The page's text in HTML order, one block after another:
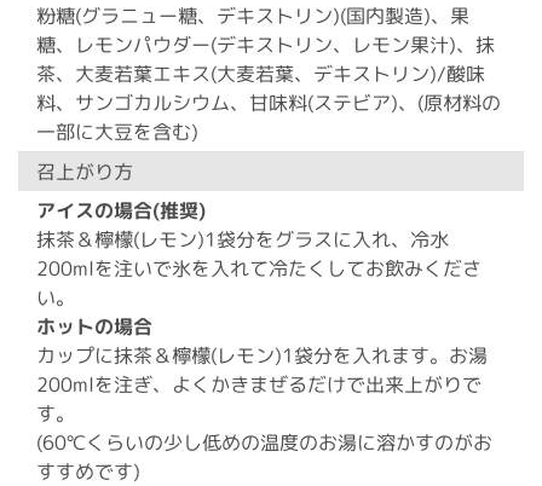
粉糖(グラニュー糖、デキストリン)(国内製造)、果
糖、レモンパウダー(デキストリン、レモン果汁)、抹
茶、大麦若葉エキス(大麦若葉、デキストリン)/酸味
料、サンゴカルシウム、甘味料(ステビア)、(原材料の
一部に大豆を含む)
召上がり方
アイスの場合(推奨)
抹茶＆檸檬(レモン)1袋分をグラスに入れ、冷水
200mlを注いで氷を入れて冷たくしてお飲みくださ
い。
ホットの場合
カップに抹茶＆檸檬(レモン)1袋分を入れます。お湯
200mlを注ぎ、よくかきまぜるだけで出来上がりで
す。
(60℃くらいの少し低めの温度のお湯に溶かすのがお
すすめです)